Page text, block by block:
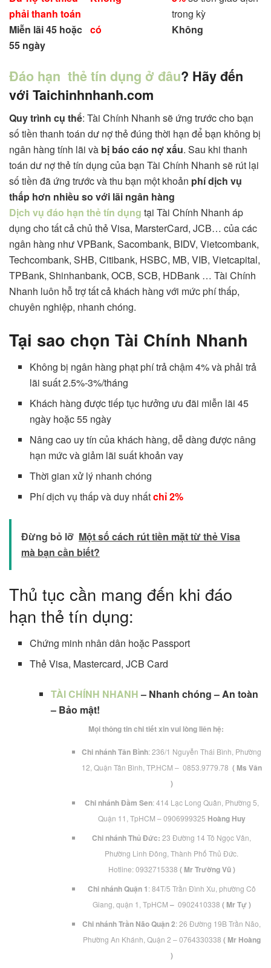
phải thanh toán
trong kỳ
Miễn lãi 45 hoặc
55 ngày
có Không
Đáo hạn thẻ tín dụng ở đâu? Hãy đến
với Taichinhnhanh.com
Quy trình cụ thể: Tài Chính Nhanh sẽ ứng trước cho bạn
số tiền thanh toán dư nợ thẻ đúng thời hạn để bạn không bị
ngân hàng tính lãi và bị báo cáo nợ xấu. Sau khi thanh
toán dư nợ thẻ tín dụng của bạn Tài Chính Nhanh sẽ rút lại
số tiền đã ứng trước và thu bạn một khoản phí dịch vụ
thấp hơn nhiều so với lãi ngân hàng
Dịch vụ đáo hạn thẻ tín dụng tại Tài Chính Nhanh áp
dụng cho tất cả chủ thẻ Visa, MarsterCard, JCB… của các
ngân hàng như VPBank, Sacombank, BIDV, Vietcombank,
Techcombank, SHB, Citibank, HSBC, MB, VIB, Vietcapital,
TPBank, Shinhanbank, OCB, SCB, HDBank … Tài Chính
Nhanh luôn hỗ trợ tất cả khách hàng với mức phí thấp,
chuyên nghiệp, nhanh chóng.
Tại sao chọn Tài Chính Nhanh
Không bị ngân hàng phạt phí trả chậm 4% và phải trả
lãi suất 2.5%-3%/tháng
Khách hàng được tiếp tục hưởng ưu đãi miễn lãi 45
ngày hoặc 55 ngày
Nâng cao uy tín của khách hàng, dễ dàng được nâng
hạn mức và giảm lãi suất khoản vay
Thời gian xử lý nhanh chóng
Phí dịch vụ thấp và duy nhấtchỉ 2%
Đừng bỏ lỡ Một số cách rút tiền mặt từ thẻ Visa
mà bạn cần biết?
Thủ tục cần mang đến khi đáo
hạn thẻ tín dụng:
Chứng minh nhân dân hoặc Passport
Thẻ Visa, Mastercard, JCB Card
TÀI CHÍNH NHANH– Nhanh chóng – An toàn
– Bảo mật!
Mọi thông tin chi tiết xin vui lòng liên hệ:
Chi nhánh Tân Bình: 236/1 Nguyễn Thái Bình, Phường
12, Quận Tân Bình, TP.HCM – 0853.9779.78 ( Ms Vân
)
Chi nhánh Đầm Sen: 414 Lạc Long Quân, Phường 5,
Quận 11, TpHCM – 0906999325 Hoàng Huy
Chi nhánh Thủ Đức: 23 Đường 14 Tô Ngọc Vân,
Phường Linh Đông, Thành Phố Thủ Đức.
Hotline: 0932715338 ( Mr Trường Vũ )
Chi nhánh Quận 1: 84T/5 Trần Đình Xu, phường Cô
Giang, quận 1, TpHCM – 0902410338 ( Mr Tự )
Chi nhánh Trần Não Quận 2: 26 Đường 19B Trần Não,
Phường An Khánh, Quận 2 – 0764330338 ( Mr Hoàng
)